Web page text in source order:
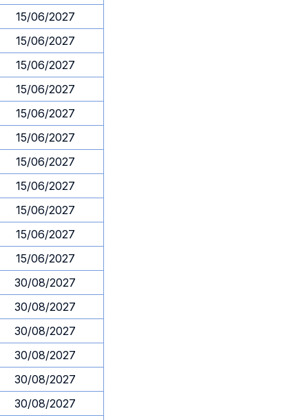
15/06/2027
15/06/2027
15/06/2027
15/06/2027
15/06/2027
15/06/2027
15/06/2027
15/06/2027
15/06/2027
15/06/2027
15/06/2027
30/08/2027
30/08/2027
30/08/2027
30/08/2027
30/08/2027
30/08/2027